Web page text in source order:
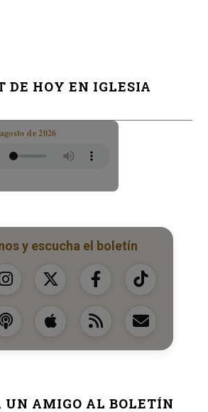
DE HOY EN IGLESIA
de 2026
y escucha el boletín
UN AMIGO AL BOLETÍN